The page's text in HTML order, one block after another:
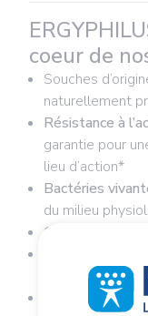
coeur de
Souches
naturellement
Résistance à
garantie pour
lieu d’action*
Bactéries
du milieu
Capacité
Garantie de 8